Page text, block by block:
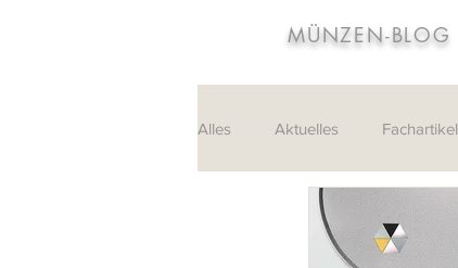
MÜNZEN-BLOG
Alles Aktuelles Fachartikel
Sammlungen